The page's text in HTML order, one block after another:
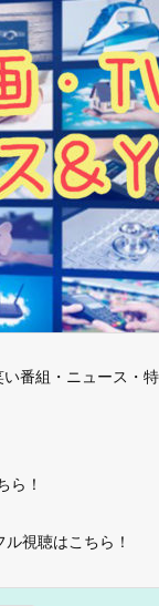
番組・ニュース・
ら！
視聴はこちら！